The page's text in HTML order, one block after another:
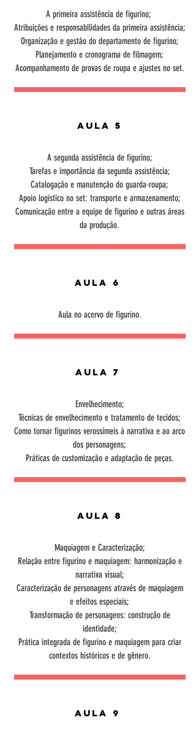
A primeira assistência de figurino;
Atribuições e responsabilidades da primeira assistência;
Organização e gestão do departamento de figurino;
Planejamento e cronograma de filmagem;
Acompanhamento de provas de roupa e ajustes no set.
Aula 5
A segunda assistência de figurino;
Tarefas e importância da segunda assistência;
Catalogação e manutenção do guarda-roupa;
Apoio logístico no set: transporte e armazenamento;
Comunicação entre a equipe de figurino e outras áreas
da produção.
Aula 6
Aula no acervo de figurino.
Aula 7
Envelhecimento;
Técnicas de envelhecimento e tratamento de tecidos;
Como tornar figurinos verossímeis à narrativa e ao arco
dos personagens;
Práticas de customização e adaptação de peças.
Aula 8
Maquiagem e Caracterização;
Relação entre figurino e maquiagem: harmonização e
narrativa visual;
Caracterização de personagens através de maquiagem
e efeitos especiais;
Transformação de personagens: construção de
identidade;
Prática integrada de figurino e maquiagem para criar
contextos históricos e de gênero.
Aula 9